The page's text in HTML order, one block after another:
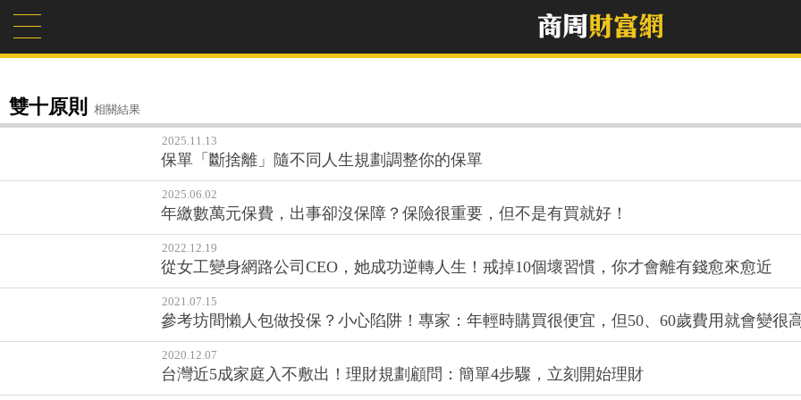
雙十原則 相關結果
2025.11.13
保單「斷捨離」隨不同人生規劃調整你的保單
2025.06.02
年繳數萬元保費，出事卻沒保障？保險很重要，但不是有買就好！
2022.12.19
從女工變身網路公司CEO，她成功逆轉人生！戒掉10個壞習慣，你才會離有錢愈來愈近
2021.07.15
參考坊間懶人包做投保？小心陷阱！專家：年輕時購買很便宜，但50、60歲費用就會變很
2020.12.07
台灣近5成家庭入不敷出！理財規劃顧問：簡單4步驟，立刻開始理財